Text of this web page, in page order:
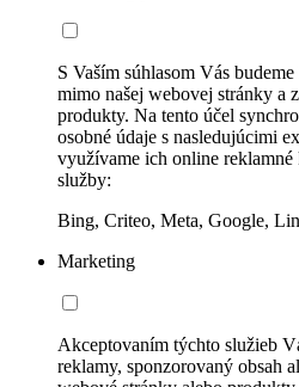
S Vaším súhlasom Vás
mimo našej webovej stránky a
produkty. Na tento účel
osobné údaje s nasledujúcimi
využívame ich online
služby:
Bing, Criteo, Meta, Google,
Marketing
Akceptovaním týchto služieb
reklamy, sponzorovaný obsah